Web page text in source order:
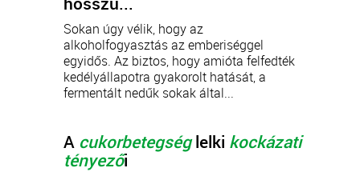
Sokan úgy vélik, hogy az
alkoholfogyasztás az emberiséggel
egyidős. Az biztos, hogy amióta felfedték
kedélyállapotra gyakorolt hatását, a
fermentált nedűk sokak által...
A cukorbetegséglelki kockázati
tényezői